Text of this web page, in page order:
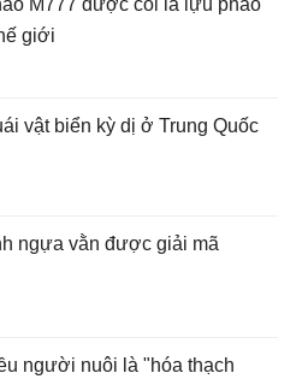
M777 được coi là lựu pháo
giới
vật biển kỳ dị ở Trung Quốc
ngựa vằn được giải mã
người nuôi là "hóa thạch